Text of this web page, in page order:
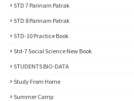
STD 7 Parinam Patrak
STD 8 Parinam Patrak
STD-10 Practice Book
Std-7 Social Science New Book
STUDENTS BIO-DATA
Study From Home
Summer Camp